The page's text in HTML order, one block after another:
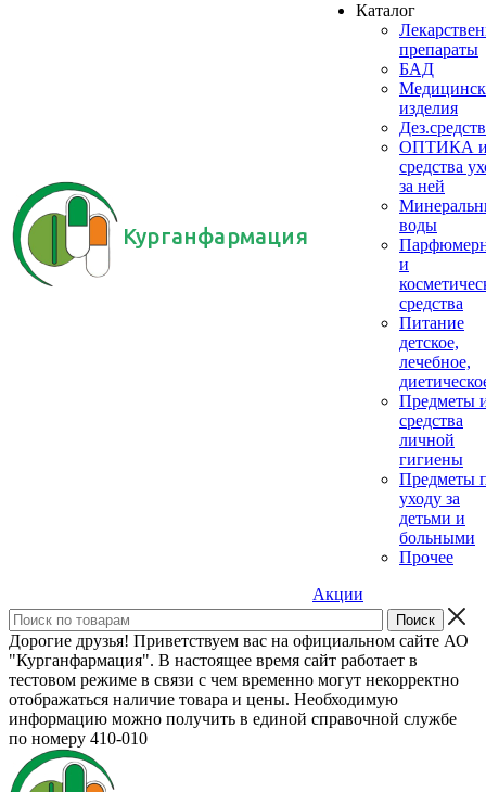
Курганфармация
Каталог
препараты
БАД
изделия
ОПТИКА
средства
за ней
воды
и
средства
Питание
детское,
лечебное,
Предметы
средства
личной
гигиены
Предметы
уходу за
детьми и
больными
Прочее
Акции
Дорогие друзья! Приветствуем вас на официальном сайте АО
"Курганфармация". В настоящее время сайт работает в
тестовом режиме в связи с чем временно могут некорректно
отображаться наличие товара и цены. Необходимую
информацию можно получить в единой справочной службе
по номеру 410-010